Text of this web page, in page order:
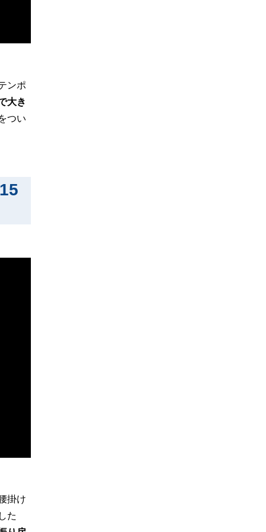
ンポ
大き
つい
掛け
た